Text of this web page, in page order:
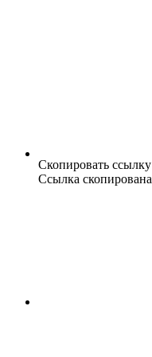
Скопировать ссылку
Ссылка скопирована